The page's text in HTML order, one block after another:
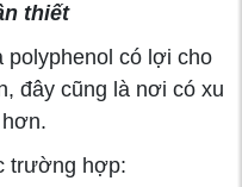
thiết
có lợi cho
đây cũng là nơi có xu
trường hợp: